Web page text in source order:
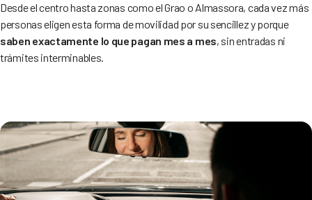
Desde el centro hasta zonas como el Grao o Almassora, cada vez más
personas eligen esta forma de movilidad por su sencillez y porque
saben exactamente lo que pagan mes a mes, sin entradas ni
trámites interminables.